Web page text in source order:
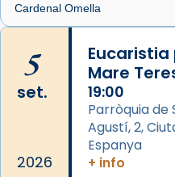
🔗
📸 J. Merino
Photo
View on Facebook ·
Arquebisbat de
de Barcelona.
1 week ago
5
set.
2026
Mare
19:00
Parròquia de
Agustí, 2,
Espanya
+ info